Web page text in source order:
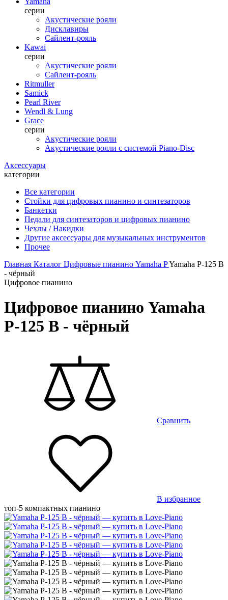
серии
Акустические рояли
Дисклавиры
Сайлент-рояль
Kawai
серии
Акустические рояли
Сайлент-рояль
Ritmuller
Samick
Pearl River
Wendl & Lung
Grace
серии
Акустические рояли
Акустические рояли с системой Piano-Disc
Аксессуары
категории
Все категории
Стойки для цифровых пианино и синтезаторов
Банкетки
Педали для синтезаторов и цифровых пианино
Чехлы / Накидки
Другие аксессуары для музыкальных инструментов
Прочее
Главная Каталог Цифровые пианино Yamaha PYamaha P-125 B
- чёрный
Цифровое пианино
Цифровое пианино Yamaha
P-125 B - чёрный
Сравнить
В избранное
топ-5 компактных пианино